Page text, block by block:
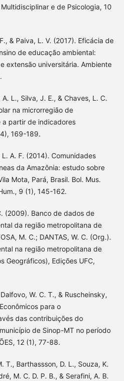
e de Psicologia, 10
& Paiva, L. V. (2017). Eficácia de
de educação ambiental:
extensão universitária. Ambiente
L., Silva, J. E., & Chaves, L. C.
na microrregião de
a partir de indicadores
169-189.
A. F. (2014). Comunidades
da Amazônia: estudo sobre
Mota, Pará, Brasil. Bol. Mus.
9 (1), 145-162.
(2009). Banco de dados de
da região metropolitana de
M. C.; DANTAS, W. C. (Org.).
na região metropolitana de
Geográficos), Edições UFC,
W. C. T., & Ruscheinsky,
para o
das contribuições do
de Sinop-MT no período
12 (1), 77-88.
T., Barthassson, D. L., Souza, K.
M. C. D. P. B., & Serafini, A. B.